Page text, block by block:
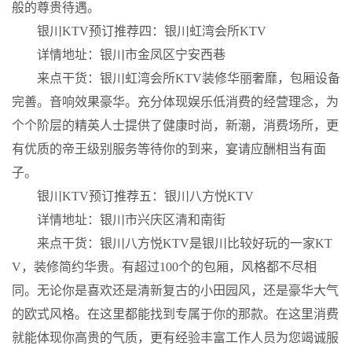
般的尊贵待遇。
银川KTV预订推荐四：银川虹湾会所KTV
详情地址：银川市金凤区宁安西巷
来点干货：银川虹湾会所KTV装修华丽奢靡，包厢设备
完善。音响效果豪华。充分体现娱乐低消费的经营理念，为
个个阶层的精英人士提供了健康时尚，新潮，消费场所，更
有优质的帝王级别服务等待你的到来，宴请应酬相当有面
子。
银川KTV预订推荐五：银川八方悦KTV
详情地址：银川市兴庆区清和南街
来点干货：银川八方悦KTV是银川比较好玩的一家KT
V，装修简约华贵。有超过100个的包厢，风格都不尽相
同。无论你是喜欢还是清新复古的小田园风，还是豪华大气
的欧式风格。在这里都能找到专属于你的那款。在这里消费
就能体现你高贵的气质，更有经验丰富工作人员为您竭诚服